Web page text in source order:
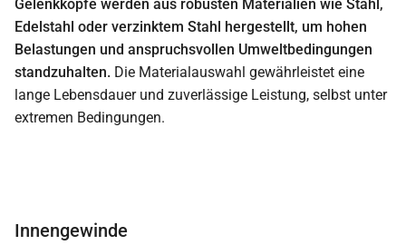
Gelenkköpfe werden aus robusten Materialien wie Stahl,
Edelstahl oder verzinktem Stahl hergestellt, um hohen
Belastungen und anspruchsvollen Umweltbedingungen
standzuhalten. Die Materialauswahl gewährleistet eine
lange Lebensdauer und zuverlässige Leistung, selbst unter
extremen Bedingungen.
Innengewinde